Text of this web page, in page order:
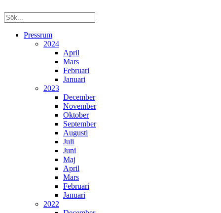
Pressrum
2024
April
Mars
Februari
Januari
2023
December
November
Oktober
September
Augusti
Juli
Juni
Maj
April
Mars
Februari
Januari
2022